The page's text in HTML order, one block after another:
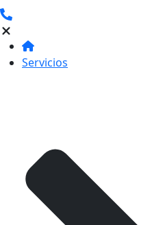
Servicios